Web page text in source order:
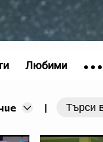
|
Любими